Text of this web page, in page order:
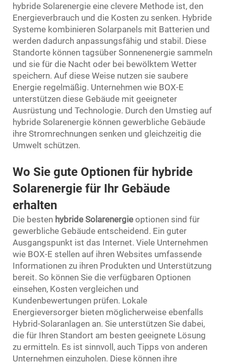
hybride Solarenergie eine clevere Methode ist, den
Energieverbrauch und die Kosten zu senken. Hybride
Systeme kombinieren Solarpanels mit Batterien und
werden dadurch anpassungsfähig und stabil. Diese
Standorte können tagsüber Sonnenenergie sammeln
und sie für die Nacht oder bei bewölktem Wetter
speichern. Auf diese Weise nutzen sie saubere
Energie regelmäßig. Unternehmen wie BOX-E
unterstützen diese Gebäude mit geeigneter
Ausrüstung und Technologie. Durch den Umstieg auf
hybride Solarenergie können gewerbliche Gebäude
ihre Stromrechnungen senken und gleichzeitig die
Umwelt schützen.
Wo Sie gute Optionen für hybride
Solarenergie für Ihr Gebäude
erhalten
Die besten hybride Solarenergie optionen sind für
gewerbliche Gebäude entscheidend. Ein guter
Ausgangspunkt ist das Internet. Viele Unternehmen
wie BOX-E stellen auf ihren Websites umfassende
Informationen zu ihren Produkten und Unterstützung
bereit. So können Sie die verfügbaren Optionen
einsehen, Kosten vergleichen und
Kundenbewertungen prüfen. Lokale
Energieversorger bieten möglicherweise ebenfalls
Hybrid-Solaranlagen an. Sie unterstützen Sie dabei,
die für Ihren Standort am besten geeignete Lösung
zu ermitteln. Es ist sinnvoll, auch Tipps von anderen
Unternehmen einzuholen. Diese können ihre